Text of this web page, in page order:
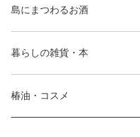
島にまつわるお酒
暮らしの雑貨・本
椿油・コスメ